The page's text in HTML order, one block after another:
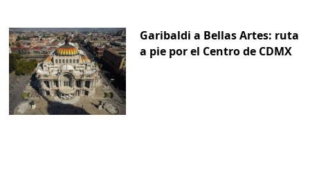
Garibaldi a Bellas Artes: ruta
a pie por el Centro de CDMX